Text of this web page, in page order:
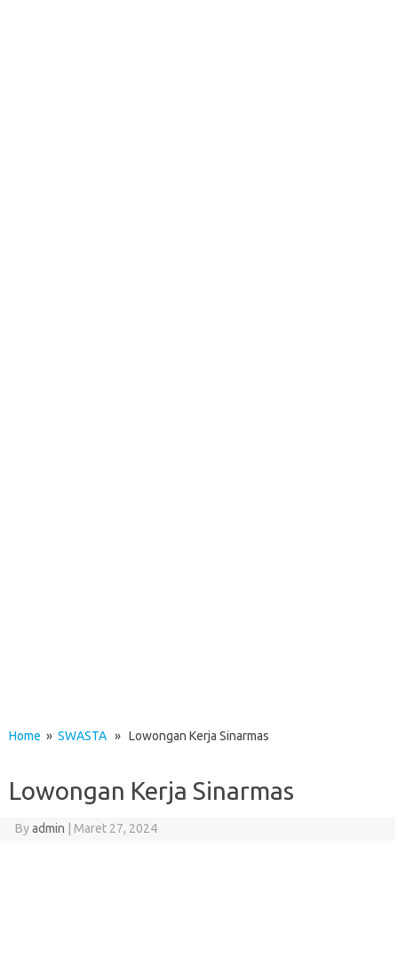
Home » SWASTA » Lowongan Kerja Sinarmas
Lowongan Kerja Sinarmas
Byadmin Maret 27, 2024